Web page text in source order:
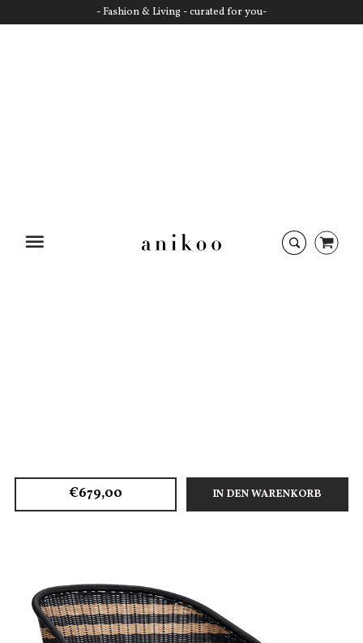
- Fashion & Living - curated for you-
€679,00 IN DEN WARENKORB